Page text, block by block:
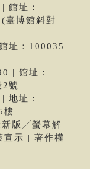
館址：
臺博館斜對
址：100035
| 館址：
號
地址：
樓
新版╱螢幕解
宣示 | 著作權